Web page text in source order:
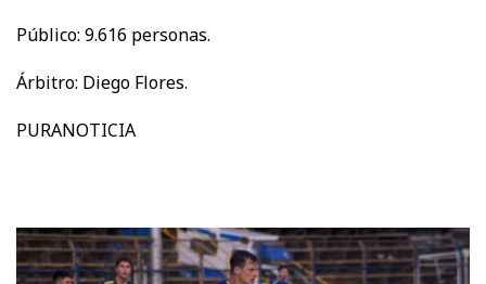
Público: 9.616 personas.
Árbitro: Diego Flores.
PURANOTICIA